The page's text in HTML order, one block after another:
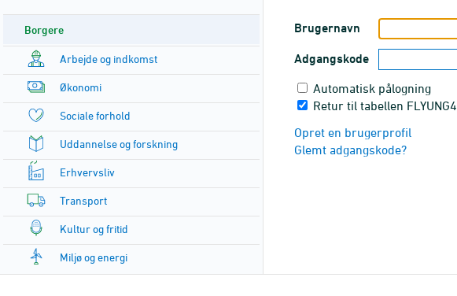
Borgere
Arbejde og indkomst
Økonomi
Sociale forhold
Uddannelse og forskning
Erhvervsliv
Transport
Kultur og fritid
Miljø og energi
Brugernavn
Adgangskode
Automatisk pålogning
Retur til tabellen FLYUNG4
Opret en brugerprofil
Glemt adgangskode?